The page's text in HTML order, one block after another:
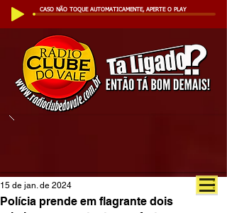
CASO NÃO TOQUE AUTOMATICAMENTE, APERTE O PLAY
Polícia prende em flagrante dois
15 de jan. de 2024